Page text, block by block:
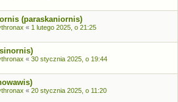
(paraskaniornis)
« 1 lutego 2025, o 21:25
« 30 stycznia 2025, o 19:44
« 20 stycznia 2025, o 11:20